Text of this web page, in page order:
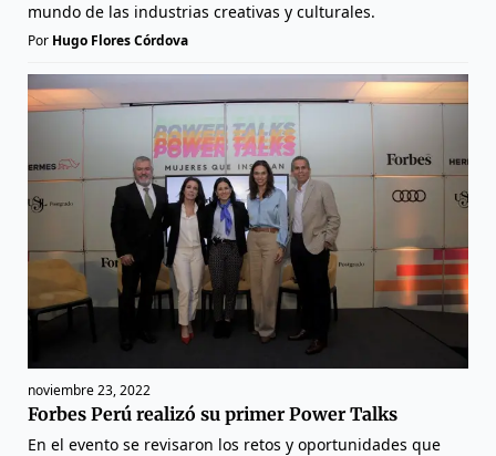
mundo de las industrias creativas y culturales.
Por Hugo Flores Córdova
noviembre 23, 2022
Forbes Perú realizó su primer Power Talks
En el evento se revisaron los retos y oportunidades que